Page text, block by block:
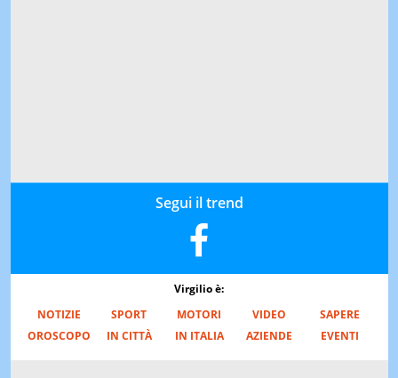
Segui il trend
Virgilio è:
NOTIZIE
SPORT MOTORI VIDEO
SAPERE
OROSCOPO
IN CITTÀ IN ITALIA AZIENDE EVENTI